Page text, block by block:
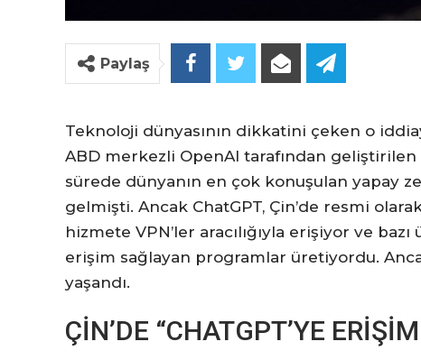
Paylaş
Teknoloji dünyasının dikkatini çeken o
ABD merkezli OpenAI tarafından
sürede dünyanın en çok konuşulan yapay
gelmişti. Ancak ChatGPT, Çin’de resmi
hizmete VPN’ler aracılığıyla erişiyor ve
erişim sağlayan programlar üretiyordu.
yaşandı.
ÇİN’DE “CHATGPT’YE